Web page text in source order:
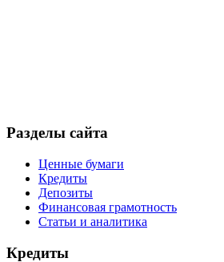
Разделы сайта
Ценные бумаги
Кредиты
Депозиты
Финансовая грамотность
Статьи и аналитика
Кредиты